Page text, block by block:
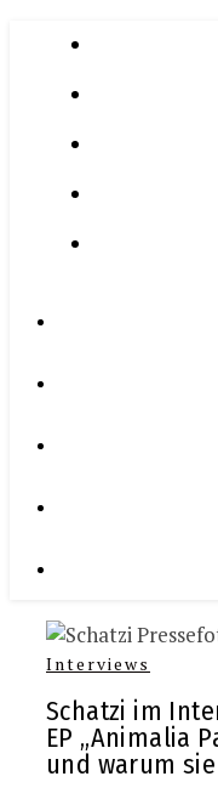
Interviews
Schatzi im
EP „Animalia
und warum